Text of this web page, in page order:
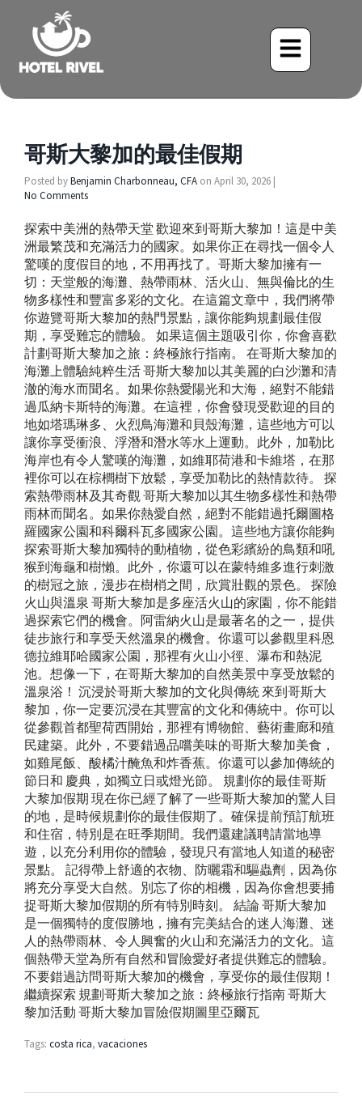
哥斯大黎加的最佳假期
Posted byBenjamin Charbonneau, CFA on April 30, 2026 |
No Comments
探索中美洲的熱帶天堂 歡迎來到哥斯大黎加！這是中美
洲最繁茂和充滿活力的國家。如果你正在尋找一個令人
驚嘆的度假目的地，不用再找了。哥斯大黎加擁有一
切：天堂般的海灘、熱帶雨林、活火山、無與倫比的生
物多樣性和豐富多彩的文化。在這篇文章中，我們將帶
你遊覽哥斯大黎加的熱門景點，讓你能夠規劃最佳假
期，享受難忘的體驗。 如果這個主題吸引你，你會喜歡
計劃哥斯大黎加之旅：終極旅行指南。 在哥斯大黎加的
海灘上體驗純粹生活 哥斯大黎加以其美麗的白沙灘和清
澈的海水而聞名。如果你熱愛陽光和大海，絕對不能錯
過瓜納卡斯特的海灘。在這裡，你會發現受歡迎的目的
地如塔瑪琳多、火烈鳥海灘和貝殼海灘，這些地方可以
讓你享受衝浪、浮潛和潛水等水上運動。此外，加勒比
海岸也有令人驚嘆的海灘，如維耶荷港和卡維塔，在那
裡你可以在棕櫚樹下放鬆，享受加勒比的熱情款待。 探
索熱帶雨林及其奇觀 哥斯大黎加以其生物多樣性和熱帶
雨林而聞名。如果你熱愛自然，絕對不能錯過托爾圖格
羅國家公園和科爾科瓦多國家公園。這些地方讓你能夠
探索哥斯大黎加獨特的動植物，從色彩繽紛的鳥類和吼
猴到海龜和樹懶。此外，你還可以在蒙特維多進行刺激
的樹冠之旅，漫步在樹梢之間，欣賞壯觀的景色。 探險
火山與溫泉 哥斯大黎加是多座活火山的家園，你不能錯
過探索它們的機會。阿雷納火山是最著名的之一，提供
徒步旅行和享受天然溫泉的機會。你還可以參觀里科恩
德拉維耶哈國家公園，那裡有火山小徑、瀑布和熱泥
池。想像一下，在哥斯大黎加的自然美景中享受放鬆的
溫泉浴！ 沉浸於哥斯大黎加的文化與傳統 來到哥斯大
黎加，你一定要沉浸在其豐富的文化和傳統中。你可以
從參觀首都聖荷西開始，那裡有博物館、藝術畫廊和殖
民建築。此外，不要錯過品嚐美味的哥斯大黎加美食，
如雞尾飯、酸橘汁醃魚和炸香蕉。你還可以參加傳統的
節日和 慶典，如獨立日或燈光節。 規劃你的最佳哥斯
大黎加假期 現在你已經了解了一些哥斯大黎加的驚人目
的地，是時候規劃你的最佳假期了。確保提前預訂航班
和住宿，特別是在旺季期間。我們還建議聘請當地導
遊，以充分利用你的體驗，發現只有當地人知道的秘密
景點。 記得帶上舒適的衣物、防曬霜和驅蟲劑，因為你
將充分享受大自然。別忘了你的相機，因為你會想要捕
捉哥斯大黎加假期的所有特別時刻。 結論 哥斯大黎加
是一個獨特的度假勝地，擁有完美結合的迷人海灘、迷
人的熱帶雨林、令人興奮的火山和充滿活力的文化。這
個熱帶天堂為所有自然和冒險愛好者提供難忘的體驗。
不要錯過訪問哥斯大黎加的機會，享受你的最佳假期！
繼續探索 規劃哥斯大黎加之旅：終極旅行指南 哥斯大
黎加活動 哥斯大黎加冒險假期圖里亞爾瓦
Tags: costa rica, vacaciones